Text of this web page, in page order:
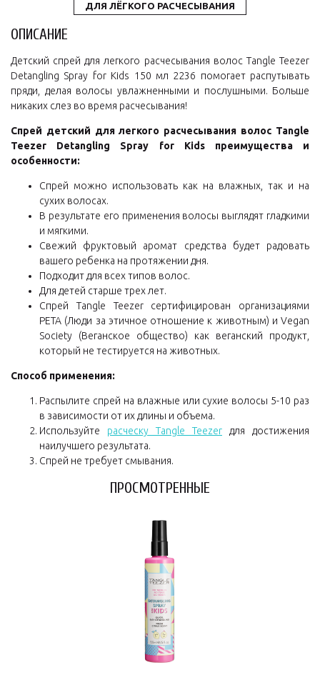
ДЛЯ ЛЁГКОГО РАСЧЕСЫВАНИЯ
ОПИСАНИЕ
Детский спрей для легкого расчесывания волос Tangle Teezer
Detangling Spray for Kids 150 мл 2236 помогает распутывать
пряди, делая волосы увлажненными и послушными. Больше
никаких слез во время расчесывания!
Спрей детский для легкого расчесывания волос Tangle
Teezer Detangling Spray for Kids преимущества и
особенности:
Спрей можно использовать как на влажных, так и на
сухих волосах.
В результате его применения волосы выглядят гладкими
и мягкими.
Свежий фруктовый аромат средства будет радовать
вашего ребенка на протяжении дня.
Подходит для всех типов волос.
Для детей старше трех лет.
Спрей Tangle Teezer сертифицирован организациями
РЕТА (Люди за этичное отношение к животным) и Vegan
Society (Веганское общество) как веганский продукт,
который не тестируется на животных.
Способ применения:
Распылите спрей на влажные или сухие волосы 5-10 раз
в зависимости от их длины и объема.
Используйте расческу Tangle Teezer для достижения
наилучшего результата.
Спрей не требует смывания.
ПРОСМОТРЕННЫЕ